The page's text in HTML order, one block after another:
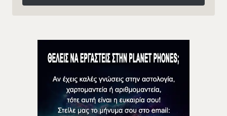
Follow on Instagram